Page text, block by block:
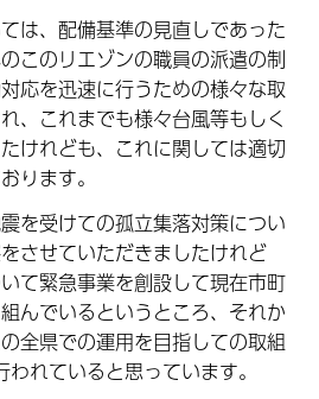
は、配備基準の見直しであった
このリエゾンの職員の派遣の制
応を迅速に行うための様々な取
、これまでも様々台風等もしく
けれども、これに関しては適切
ります。
を受けての孤立集落対策につい
させていただきましたけれど
て緊急事業を創設して現在市町
んでいるというところ、それか
全県での運用を目指しての取組
れていると思っています。